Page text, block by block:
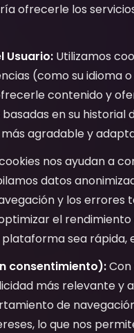
ofrecerle los
Usuario: Utilizamos
(como su idioma
contenido y
en su historial
agradable y
nos ayudan a
datos
y los errores
el
sea rápida,
consentimiento):
más relevante y
de
lo que nos